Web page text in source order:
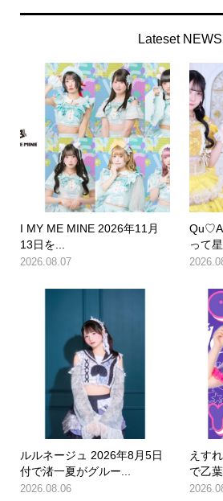
Lateset NEWS
I MY ME MINE 2026年11月
13日を...
2026.08.07
って
ルルネージュ 2026年8月5日
付で渚一夏がグルー...
2026.08.06
えす
で乙